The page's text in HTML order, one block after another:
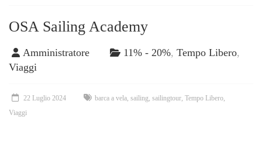
OSA Sailing Academy
Amministratore 11% - 20%, Tempo Libero,
Viaggi
22 Luglio 2024 barca a vela sailing sailingtour Tempo Libero
Viaggi